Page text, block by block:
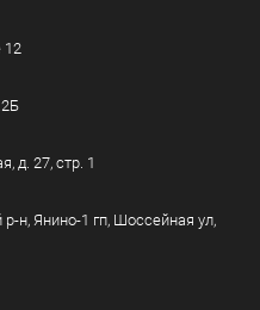
12
д. 27, стр. 1
н, Янино-1 гп, Шоссейная ул,